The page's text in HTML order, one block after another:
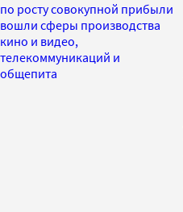
по росту совокупной прибыли
вошли сферы производства
кино и видео,
телекоммуникаций и
общепита